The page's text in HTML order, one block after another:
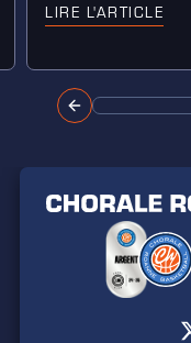
LIRE L'ARTICLE